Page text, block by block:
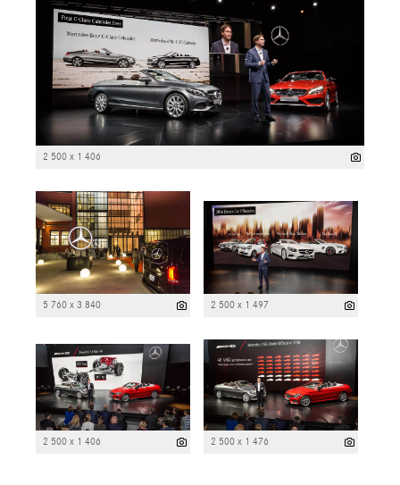
2 500 x 1 406
5 760 x 3 840 2 500 x 1 497
2 500 x 1 406 2 500 x 1 476